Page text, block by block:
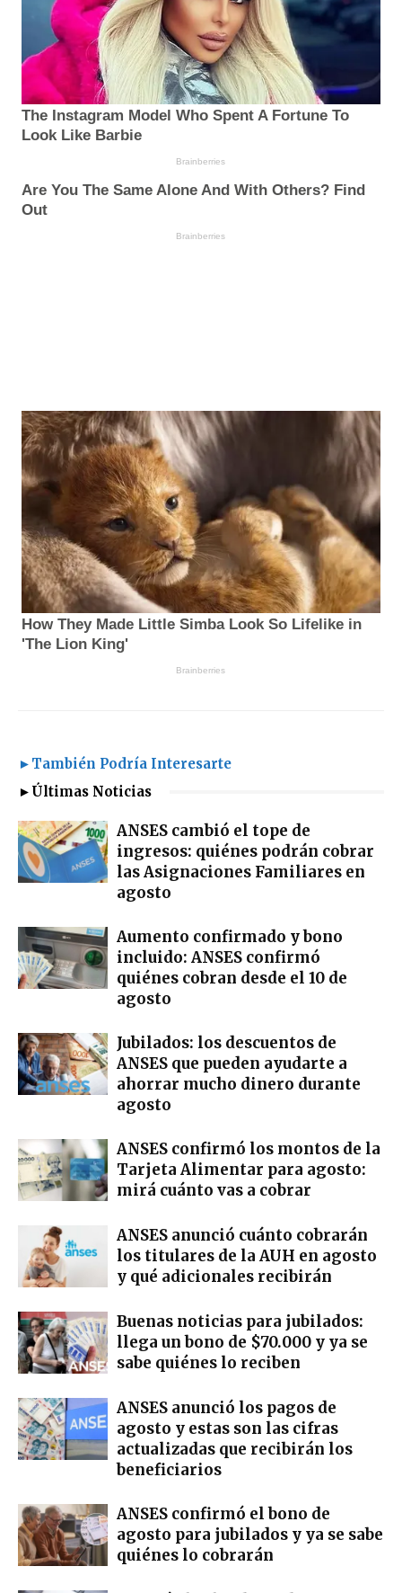
►También Podría Interesarte
►Últimas Noticias
ANSES cambió el tope de
ingresos: quiénes podrán cobrar
las Asignaciones Familiares en
agosto
Aumento confirmado y bono
incluido: ANSES confirmó
quiénes cobran desde el 10 de
agosto
Jubilados: los descuentos de
ANSES que pueden ayudarte a
ahorrar mucho dinero durante
agosto
ANSES confirmó los montos de la
Tarjeta Alimentar para agosto:
mirá cuánto vas a cobrar
ANSES anunció cuánto cobrarán
los titulares de la AUH en agosto
y qué adicionales recibirán
Buenas noticias para jubilados:
llega un bono de $70.000 y ya se
sabe quiénes lo reciben
ANSES anunció los pagos de
agosto y estas son las cifras
actualizadas que recibirán los
beneficiarios
ANSES confirmó el bono de
agosto para jubilados y ya se sabe
quiénes lo cobrarán